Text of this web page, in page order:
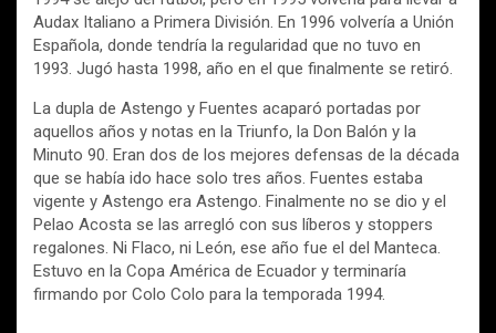
Audax Italiano a Primera División. En 1996 volvería a Unión
Española, donde tendría la regularidad que no tuvo en
1993. Jugó hasta 1998, año en el que finalmente se retiró.
La dupla de Astengo y Fuentes acaparó portadas por
aquellos años y notas en la Triunfo, la Don Balón y la
Minuto 90. Eran dos de los mejores defensas de la década
que se había ido hace solo tres años. Fuentes estaba
vigente y Astengo era Astengo. Finalmente no se dio y el
Pelao Acosta se las arregló con sus líberos y stoppers
regalones. Ni Flaco, ni León, ese año fue el del Manteca.
Estuvo en la Copa América de Ecuador y terminaría
firmando por Colo Colo para la temporada 1994.